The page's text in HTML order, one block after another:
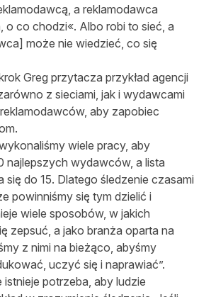
a reklamodawca
o co chodzi«. Albo robi to sieć, a
może nie wiedzieć, co się
Greg przytacza przykład agencji
z sieciami, jak i wydawcami
aby zapobiec
wykonaliśmy wiele pracy, aby
najlepszych wydawców, a lista
się do 15. Dlatego śledzenie czasami
powinniśmy się tym dzielić i
wiele sposobów, w jakich
zepsuć, a jako branża oparta na
z nimi na bieżąco, abyśmy
uczyć się i naprawiać”.
istnieje potrzeba, aby ludzie